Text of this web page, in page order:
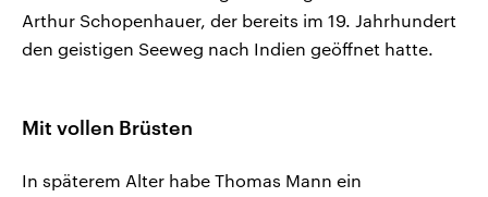
Arthur Schopenhauer, der bereits im 19. Jahrhundert
den geistigen Seeweg nach Indien geöffnet hatte.
Mit vollen Brüsten
In späterem Alter habe Thomas Mann ein